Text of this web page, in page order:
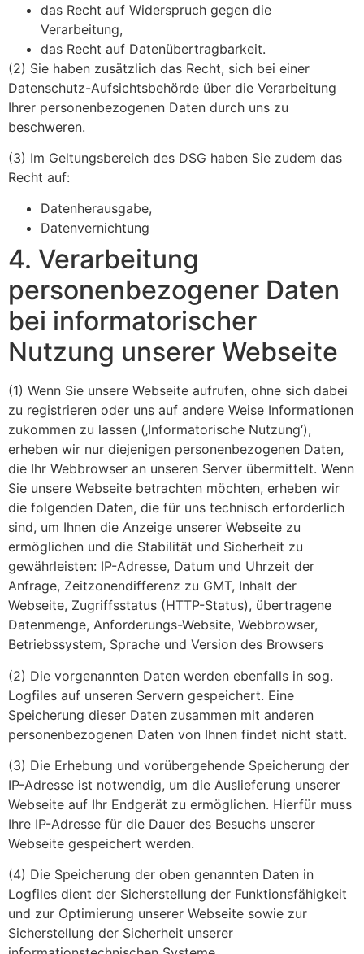
das Recht auf Widerspruch gegen die
Verarbeitung,
das Recht auf Datenübertragbarkeit.
(2) Sie haben zusätzlich das Recht, sich bei einer
Datenschutz-Aufsichtsbehörde über die Verarbeitung
Ihrer personenbezogenen Daten durch uns zu
beschweren.
(3) Im Geltungsbereich des DSG haben Sie zudem das
Recht auf:
Datenherausgabe,
Datenvernichtung
4. Verarbeitung
personenbezogener Daten
bei informatorischer
Nutzung unserer Webseite
(1) Wenn Sie unsere Webseite aufrufen, ohne sich dabei
zu registrieren oder uns auf andere Weise Informationen
zukommen zu lassen (‚Informatorische Nutzung‘),
erheben wir nur diejenigen personenbezogenen Daten,
die Ihr Webbrowser an unseren Server übermittelt. Wenn
Sie unsere Webseite betrachten möchten, erheben wir
die folgenden Daten, die für uns technisch erforderlich
sind, um Ihnen die Anzeige unserer Webseite zu
ermöglichen und die Stabilität und Sicherheit zu
gewährleisten: IP-Adresse, Datum und Uhrzeit der
Anfrage, Zeitzonendifferenz zu GMT, Inhalt der
Webseite, Zugriffsstatus (HTTP-Status), übertragene
Datenmenge, Anforderungs-Website, Webbrowser,
Betriebssystem, Sprache und Version des Browsers
(2) Die vorgenannten Daten werden ebenfalls in sog.
Logfiles auf unseren Servern gespeichert. Eine
Speicherung dieser Daten zusammen mit anderen
personenbezogenen Daten von Ihnen findet nicht statt.
(3) Die Erhebung und vorübergehende Speicherung der
IP-Adresse ist notwendig, um die Auslieferung unserer
Webseite auf Ihr Endgerät zu ermöglichen. Hierfür muss
Ihre IP-Adresse für die Dauer des Besuchs unserer
Webseite gespeichert werden.
(4) Die Speicherung der oben genannten Daten in
Logfiles dient der Sicherstellung der Funktionsfähigkeit
und zur Optimierung unserer Webseite sowie zur
Sicherstellung der Sicherheit unserer